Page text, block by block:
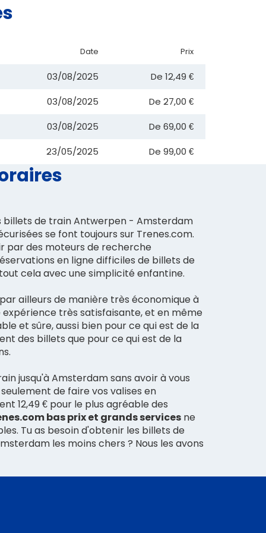
Date Prix
03/08/2025 De 12,49 €
03/08/2025 De 27,00 €
03/08/2025 De 69,00 €
23/05/2025 De 99,00 €
billets de train Antwerpen - Amsterdam
se font toujours sur Trenes.com.
par des moteurs de recherche
en ligne difficiles de billets de
cela avec une simplicité enfantine.
ailleurs de manière très économique à
très satisfaisante, et en même
et sûre, aussi bien pour ce qui est de la
des billets que pour ce qui est de la
jusqu'à Amsterdam sans avoir à vous
de faire vos valises en
12,49 € pour le plus agréable des
bas prix et grands services ne
Tu as besoin d'obtenir les billets de
les moins chers ? Nous les avons